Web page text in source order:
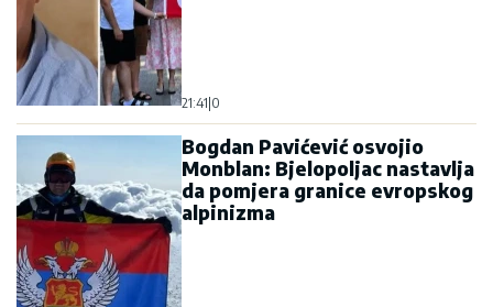
21:41|0
Bogdan Pavićević osvojio
Monblan: Bjelopoljac nastavlja
da pomjera granice evropskog
alpinizma